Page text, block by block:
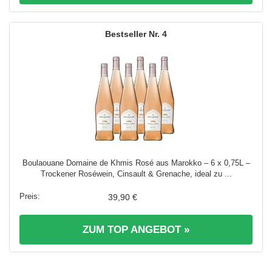
4
Boulaouane Domaine de Khmis Rosé aus Marokko – 6 x 0,75L –
Trockener Roséwein, Cinsault & Grenache, ideal zu ...
39,90 €
ZUM TOP ANGEBOT »